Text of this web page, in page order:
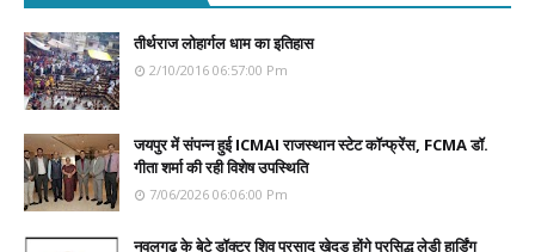
तीर्थराज लोहार्गल धाम का इतिहास
2/10/2016 06:57:00 Pm
जयपुर में संपन्न हुई ICMAI राजस्थान स्टेट कॉन्फ्रेंस, FCMA डॉ.
गीता शर्मा की रही विशेष उपस्थिति
7/06/2026 06:06:00 Pm
नवलगढ़ के बेटे डॉक्टर शिव प्रसाद खेदड़ होंगे प्रसिद्ध लेडी हार्डिंग